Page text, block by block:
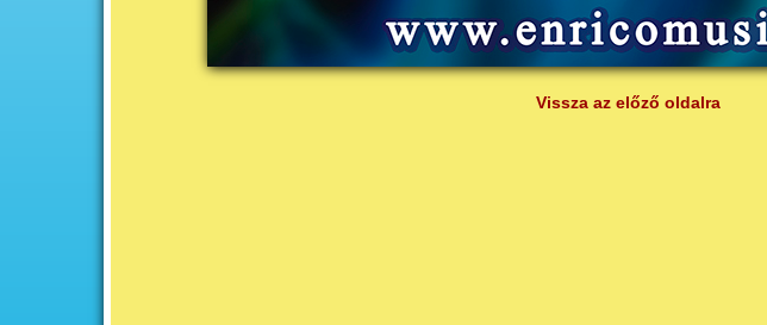
Vissza az előző oldalra